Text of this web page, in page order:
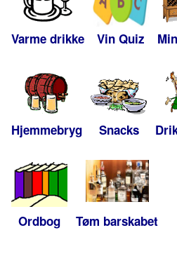
Varme drikke Vin Quiz
Hjemmebryg Snacks
Ordbog Tøm barskabet